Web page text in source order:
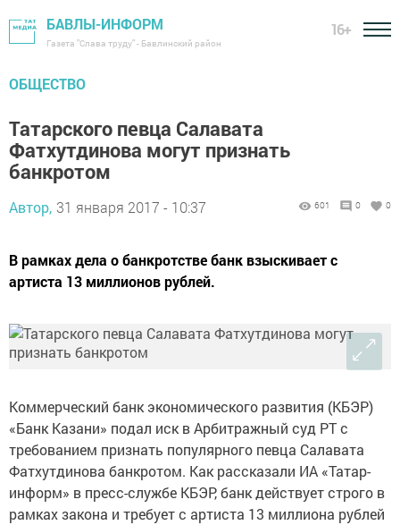
БАВЛЫ-ИНФОРМ
Газета "Слава труду" - Бавлинский район
16+
ОБЩЕСТВО
Татарского певца Салавата
Фатхутдинова могут признать
банкротом
Автор, 31 января 2017 - 10:37 601 0 0
В рамках дела о банкротстве банк взыскивает с
артиста 13 миллионов рублей.
Коммерческий банк экономического развития (КБЭР)
«Банк Казани» подал иск в Арбитражный суд РТ с
требованием признать популярного певца Салавата
Фатхутдинова банкротом. Как рассказали ИА «Татар-
информ» в пресс-службе КБЭР, банк действует строго в
рамках закона и требует с артиста 13 миллиона рублей